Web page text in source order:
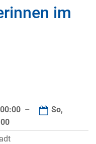
im
00:00 –
So,